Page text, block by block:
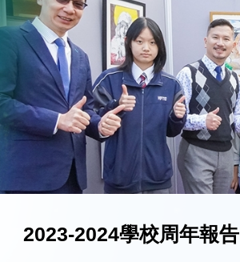
2023-2024學校周年報告